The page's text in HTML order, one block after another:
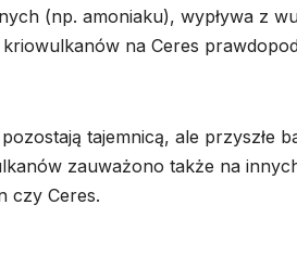
(np. amoniaku), wypływa z
na Ceres
tajemnicą, ale przyszłe
zauważono także na
czy Ceres.